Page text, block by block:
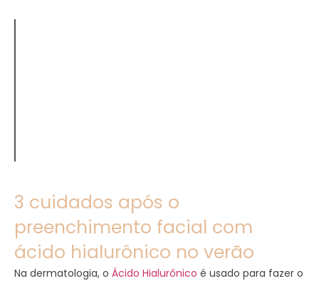
3 cuidados após o
preenchimento facial com
ácido hialurônico no verão
Na dermatologia, o Ácido Hialurônico é usado para fazer o